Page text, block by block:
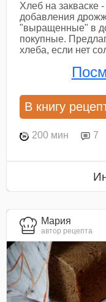
Хлеб на закваске
добавления
"выращенные" в
покупные.
хлеба, если нет
В книгу
200 мин 7
Мария
автор рецепта